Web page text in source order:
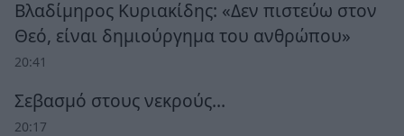
Βλαδίμηρος Κυριακίδης: «Δεν πιστεύω στον
Θεό, είναι δημιούργημα του ανθρώπου»
20:41
Σεβασμό στους νεκρούς…
20:17